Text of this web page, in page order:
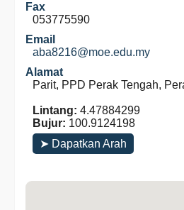
Fax
053775590
Email
aba8216@moe.edu.my
Alamat
Parit, PPD Perak Tengah,
Lintang: 4.47884299
Bujur: 100.9124198
➤ Dapatkan Arah